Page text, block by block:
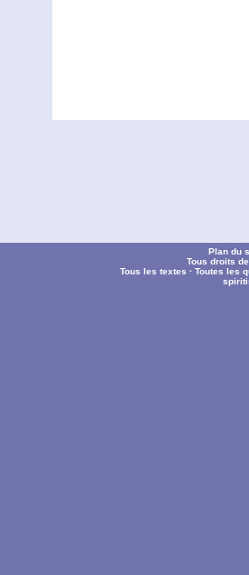
Plan du
Tous droits
Tous les textes ·Toutes les